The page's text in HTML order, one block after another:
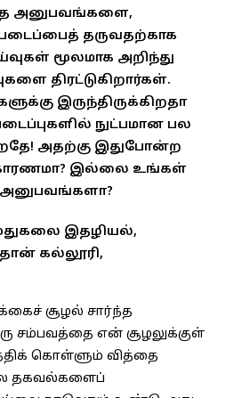
அனுபவங்களை,
தருவதற்காக
மூலமாக அறிந்து
திரட்டுகிறார்கள்.
இருந்திருக்கிறதா
நுட்பமான பல
அதற்கு இதுபோன்ற
இல்லை உங்கள்
இதழியல்,
கல்லூரி,
சூழல் சார்ந்த
சம்பவத்தை என் சூழலுக்குள்
கொள்ளும் வித்தை
தகவல்களைப்